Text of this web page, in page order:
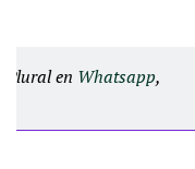
Plural en Whatsapp,